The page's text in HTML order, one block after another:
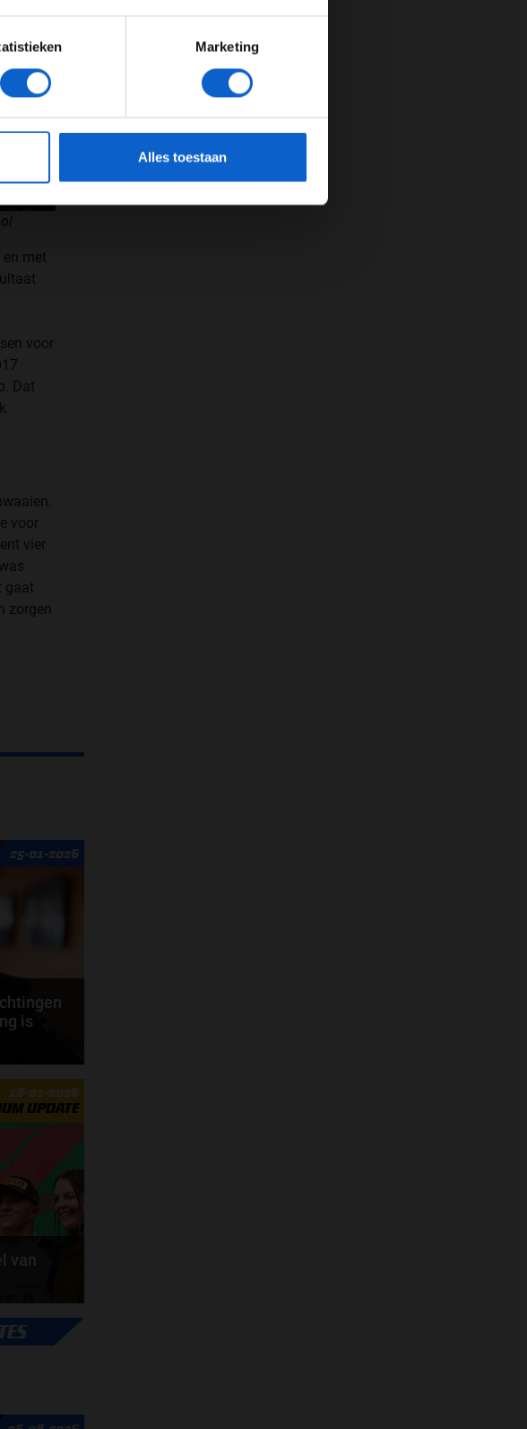
Marketing
Alles toestaan
met
voor
Dat
voor
vier
gaat
zorgen
25-01-2026
is
op het
De...
18-01-2026
UPDATE
van
seizoen.
en...
OF OUDER
en -bescherming.